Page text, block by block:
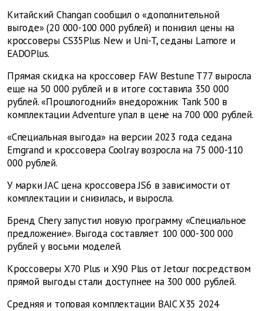
Китайский Changan сообщил о «дополнительной
выгоде» (20 000-100 000 рублей) и понизил цены на
кроссоверы CS35Plus New и Uni-T, седаны Lamore и
EADOPlus.
Прямая скидка на кроссовер FAW Bestune T77 выросла
еще на 50 000 рублей и в итоге составила 350 000
рублей. «Прошлогодний» внедорожник Tank 500 в
комплектации Adventure упал в цене на 700 000 рублей.
«Специальная выгода» на версии 2023 года седана
Emgrand и кроссовера Coolray возросла на 75 000-110
000 рублей.
У марки JAC цена кроссовера JS6 в зависимости от
комплектации и снизилась, и выросла.
Бренд Chery запустил новую программу «Специальное
предложение». Выгода составляет 100 000-300 000
рублей у восьми моделей.
Кроссоверы X70 Plus и X90 Plus от Jetour посредством
прямой выгоды стали доступнее на 300 000 рублей.
Средняя и топовая комплектации BAIC X35 2024